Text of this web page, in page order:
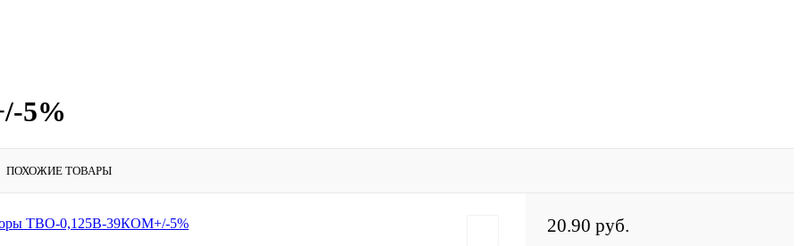
5%
ПОХОЖИЕ ТОВАРЫ
20.90 руб.